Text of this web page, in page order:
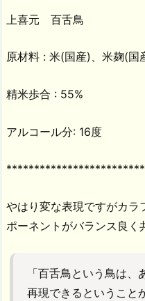
上喜元 百舌鳥
原材料 : 米(国産)、米麹(国
精米歩合 : 55%
アルコール分: 16度
やはり変な表現ですがカラ
ポーネントがバランス良く
「百舌鳥という鳥は、
再現できるということ